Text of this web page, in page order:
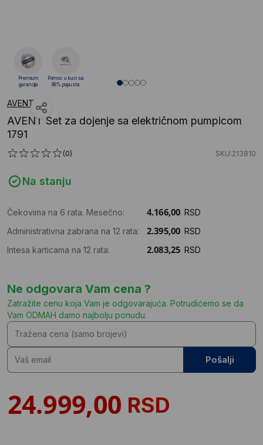
AVENT
AVENT Set za dojenje sa električnom pumpicom
1791
(0) SKU:213810
Na stanju
Čekovima na 6 rata. Mesečno:
RSD
Administrativna zabrana na 12 rata:
RSD
Intesa karticama na 12 rata:
RSD
Ne odgovara Vam cena ?
Zatražite cenu koja Vam je odgovarajuća. Potrudićemo se da
Vam ODMAH damo najbolju ponudu.
Pošalji
RSD
Premium
garancija
Pomoć u kući sa
88% popusta